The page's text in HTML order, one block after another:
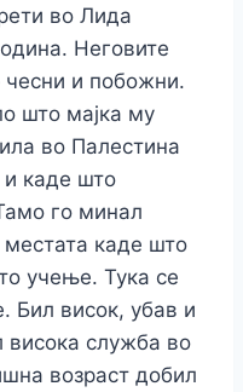
во Лида
Неговите
чесни и побожни.
што мајка му
во Палестина
и каде што
го минал
местата каде што
учење. Тука се
Бил висок, убав и
висока служба во
возраст добил